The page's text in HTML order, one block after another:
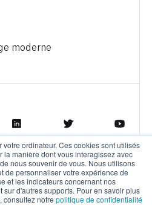
ordinateur. Ces cookies sont utilisés
la manière dont vous interagissez avec
nous souvenir de vous. Nous utilisons
de personnaliser votre expérience de
et les indicateurs concernant nos
sur d'autres supports. Pour en savoir plus
consultez notre politique de confidentialité
moderne
Politique de confidentialité